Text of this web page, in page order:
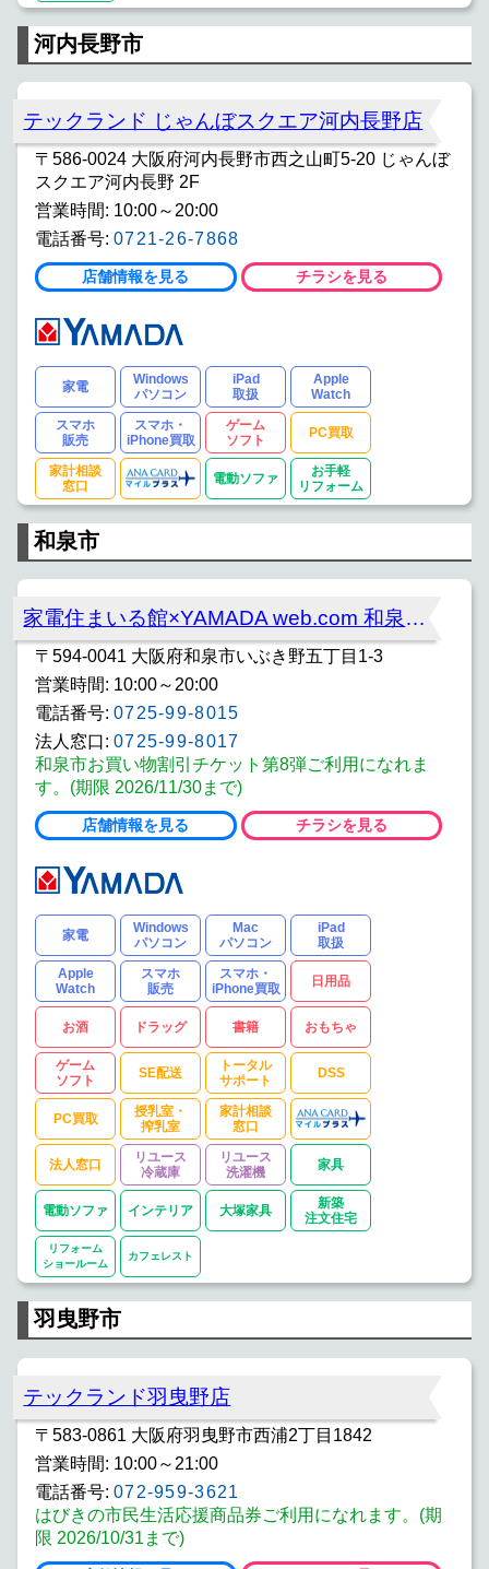
河内長野市
テックランド じゃんぼスクエア河内長野店
〒586-0024 大阪府河内長野市西之山町5-20 じゃんぼ
スクエア河内長野 2F
営業時間: 10:00～20:00
電話番号: 0721-26-7868
店舗情報を見る チラシを見る
家電
Windows
パソコン
iPad
取扱
Apple
Watch
スマホ
販売
スマホ・
iPhone買取
ゲーム
ソフト
PC買取
家計相談
窓口
電動ソファ
お手軽
リフォーム
和泉市
家電住まいる館×YAMADA web.com 和泉中央本店
〒594-0041 大阪府和泉市いぶき野五丁目1-3
営業時間: 10:00～20:00
電話番号: 0725-99-8015
法人窓口: 0725-99-8017
和泉市お買い物割引チケット第8弾ご利用になれま
す。(期限 2026/11/30まで)
店舗情報を見る チラシを見る
家電
Windows
パソコン
Mac
パソコン
iPad
取扱
Apple
Watch
スマホ
販売
スマホ・
iPhone買取
日用品
お酒 ドラッグ 書籍 おもちゃ
ゲーム
ソフト
SE配送
トータル
サポート
DSS
PC買取
授乳室・
搾乳室
家計相談
窓口
法人窓口
リユース
冷蔵庫
リユース
洗濯機
家具
電動ソファ インテリア 大塚家具
新築
注文住宅
リフォーム
ショールーム
カフェレスト
羽曳野市
テックランド羽曳野店
〒583-0861 大阪府羽曳野市西浦2丁目1842
営業時間: 10:00～21:00
電話番号: 072-959-3621
はびきの市民生活応援商品券ご利用になれます。(期
限 2026/10/31まで)